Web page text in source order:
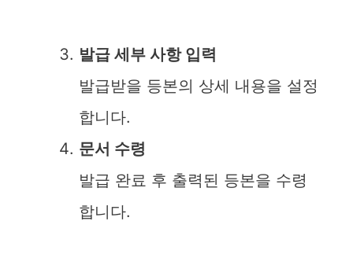
발급 세부 사항 입력
발급받을 등본의 상세 내용을 설정
합니다.
문서 수령
발급 완료 후 출력된 등본을 수령
합니다.